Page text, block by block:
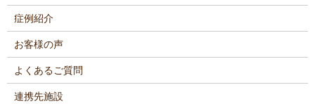
症例紹介
お客様の声
よくあるご質問
連携先施設